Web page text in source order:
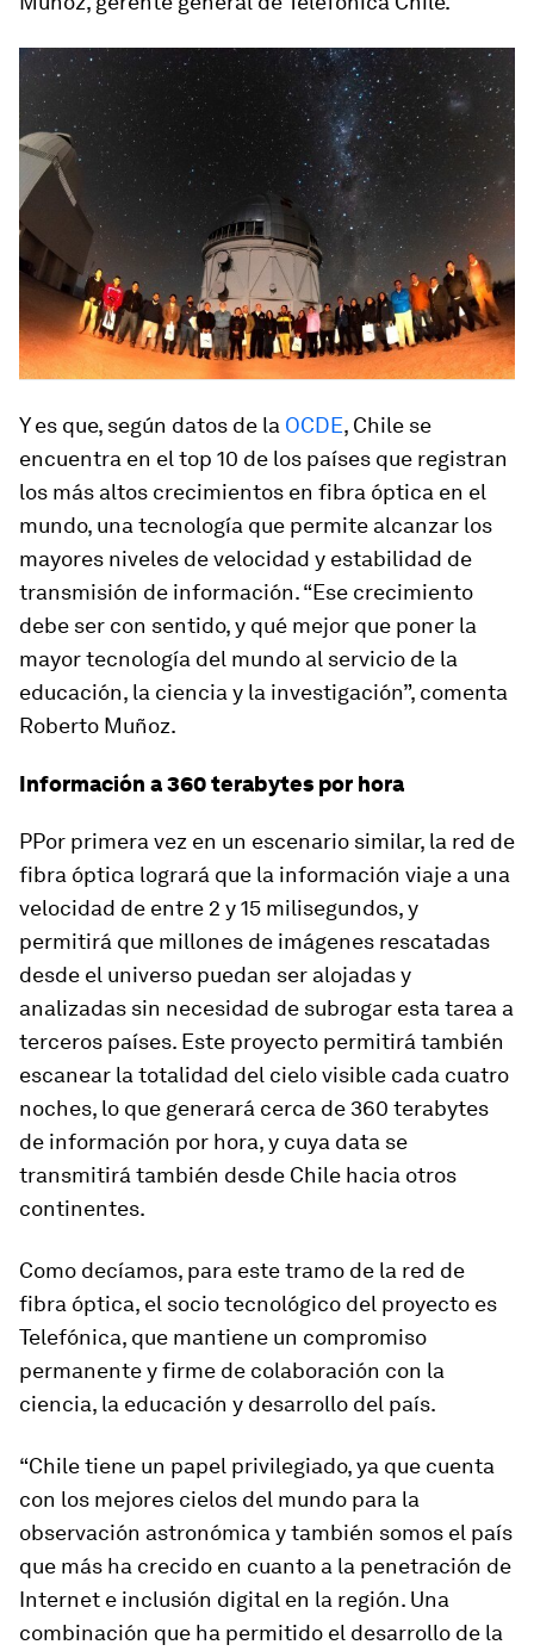
Y es que, según datos de la OCDE, Chile se
encuentra en el top 10 de los países que registran
los más altos crecimientos en fibra óptica en el
mundo, una tecnología que permite alcanzar los
mayores niveles de velocidad y estabilidad de
transmisión de información. “Ese crecimiento
debe ser con sentido, y qué mejor que poner la
mayor tecnología del mundo al servicio de la
educación, la ciencia y la investigación”, comenta
Roberto Muñoz.
Información a 360 terabytes por hora
PPor primera vez en un escenario similar, la red de
fibra óptica logrará que la información viaje a una
velocidad de entre 2 y 15 milisegundos, y
permitirá que millones de imágenes rescatadas
desde el universo puedan ser alojadas y
analizadas sin necesidad de subrogar esta tarea a
terceros países. Este proyecto permitirá también
escanear la totalidad del cielo visible cada cuatro
noches, lo que generará cerca de 360 terabytes
de información por hora, y cuya data se
transmitirá también desde Chile hacia otros
continentes.
Como decíamos, para este tramo de la red de
fibra óptica, el socio tecnológico del proyecto es
Telefónica, que mantiene un compromiso
permanente y firme de colaboración con la
ciencia, la educación y desarrollo del país.
“Chile tiene un papel privilegiado, ya que cuenta
con los mejores cielos del mundo para la
observación astronómica y también somos el país
que más ha crecido en cuanto a la penetración de
Internet e inclusión digital en la región. Una
combinación que ha permitido el desarrollo de la